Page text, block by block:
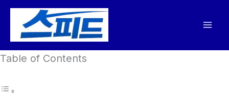
건
뛰
Table of Contents